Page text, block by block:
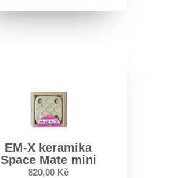
EM-X keramika
Space Mate mini
820,00 Kč